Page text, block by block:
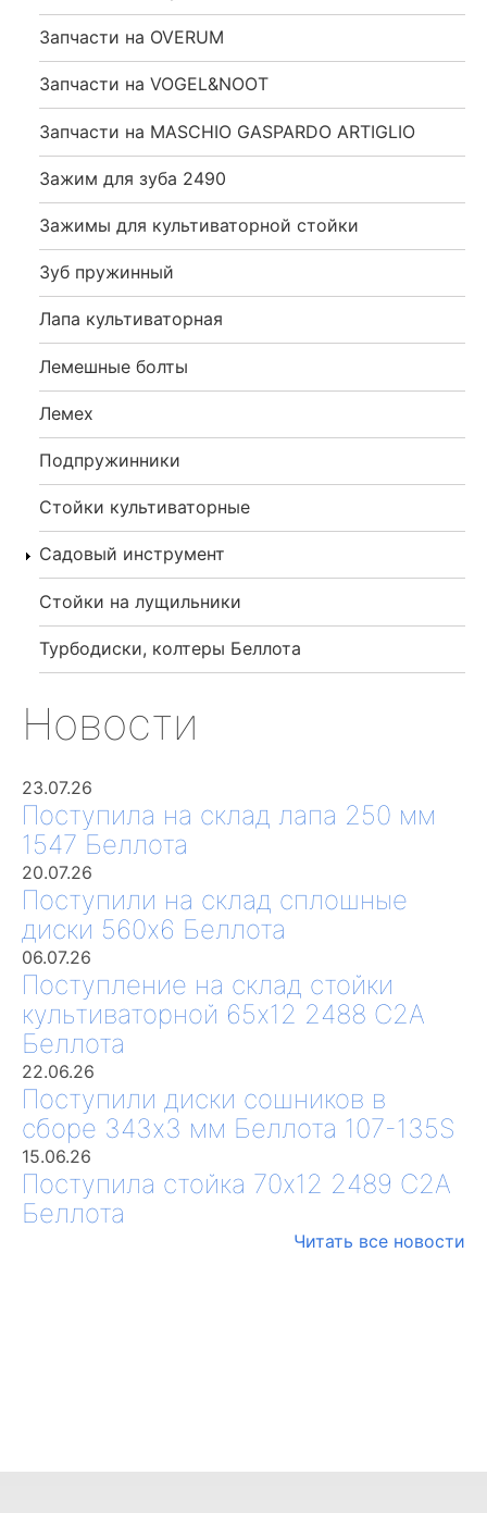
Запчасти на OVERUM
Запчасти на VOGEL&NOOT
Запчасти на MASCHIO GASPARDO ARTIGLIO
Зажим для зуба 2490
Зажимы для культиваторной стойки
Зуб пружинный
Лапа культиваторная
Лемешные болты
Лемех
Подпружинники
Стойки культиваторные
Садовый инструмент
Стойки на лущильники
Турбодиски, колтеры Беллота
Новости
23.07.26
Поступила на склад лапа 250 мм
1547 Беллота
20.07.26
Поступили на склад сплошные
диски 560х6 Беллота
06.07.26
Поступление на склад стойки
культиваторной 65х12 2488 С2А
Беллота
22.06.26
Поступили диски сошников в
сборе 343х3 мм Беллота 107-135S
15.06.26
Поступила стойка 70х12 2489 С2А
Беллота
Читать все новости